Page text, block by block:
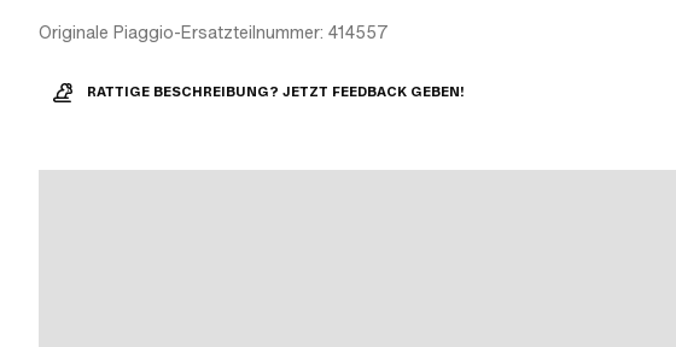
Originale Piaggio-Ersatzteilnummer: 414557
RATTIGE BESCHREIBUNG? JETZT FEEDBACK GEBEN!